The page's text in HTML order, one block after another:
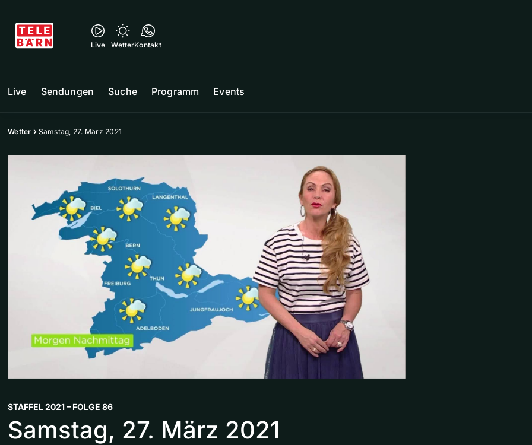
Live WetterKontakt
Live Sendungen Suche Programm Events
Wetter Samstag, 27. März 2021
STAFFEL 2021 – FOLGE 86
Samstag, 27. März 2021